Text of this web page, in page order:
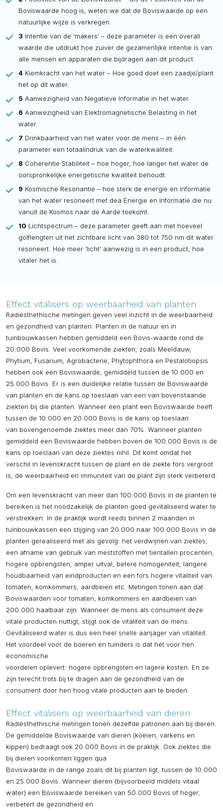
Boviswaarde hoog is, weten we dat de Boviswaarde op een
natuurlijke wijze is verkregen.
3 Intentie van de ‘makers’ – deze parameter is een overall
waarde die uitdrukt hoe zuiver de gezamenlijke intentie is van
alle mensen en apparaten die bijdragen aan dit product.
4 Kiemkracht van het water – Hoe goed doet een zaadje/plant
het op dit water.
5 Aanwezigheid van Negatieve Informatie in het water.
6 Aanwezigheid van Elektromagnetische Belasting in het
water.
7 Drinkbaarheid van het water voor de mens – in één
parameter een totaalindruk van de waterkwaliteit.
8 Coherentie Stabiliteit – hoe hoger, hoe langer het water de
oorspronkelijke energetische kwaliteit behoudt.
9 Kosmische Resonantie – hoe sterk de energie en informatie
van het water resoneert met dea Energie en Informatie die nu
vanuit de Kosmos naar de Aarde toekomt.
10 Lichtspectrum – deze parameter geeft aan met hoeveel
golflengten uit het zichtbare licht van 380 tot 750 nm dit water
resoneert. Hoe meer ‘licht’ aanwezig is in een product, hoe
vitaler het is.
Effect vitalisers op weerbaarheid van planten
Radiësthethische metingen geven veel inzicht in de weerbaarheid
en gezondheid van planten. Planten in de natuur en in
tuinbouwkassen hebben gemiddeld een Bovis-waarde rond de
20.000 Bovis. Veel voorkomende ziekten, zoals Meeldauw,
Phytium, Fusarium, Agrobacterie, Phytophthora en Pestalotiopsis
hebben ook een Boviswaarde, gemiddeld tussen de 10.000 en
25.000 Bovis. Er is een duidelijke relatie tussen de Boviswaarde
van planten en de kans op toeslaan van een van bovenstaande
ziekten bij die planten. Wanneer een plant een Boviswaarde heeft
tussen de 10.000 en 20.000 Bovis is de kans op toeslaan
van bovengenoemde ziektes meer dan 70%. Wanneer planten
gemiddeld een Boviswaarde hebben boven de 100.000 Bovis is de
kans op toeslaan van deze ziektes nihil. Dit komt omdat het
verschil in levenskracht tussen de plant en de ziekte fors vergroot
is, de weerbaarheid en immuniteit van de plant zijn sterk verbeterd.
Om een levenskracht van meer dan 100.000 Bovis in de planten te
bereiken is het noodzakelijk de planten goed gevitaliseerd water te
verstrekken. In de praktijk wordt reeds binnen 2 maanden in
tuinbouwkassen een stijging van 20.000 naar 100.000 Bovis in de
planten gerealiseerd met als gevolg: het verdwijnen van ziektes,
een afname van gebruik van meststoffen met tientallen procenten,
hogere opbrengsten, amper uitval, betere homogeniteit, langere
houdbaarheid van eindproducten en een fors hogere vitaliteit van
tomaten, komkommers, aardbeien etc. Metingen tonen aan dat
Boviswaarden voor tomaten, komkommers en aardbeien van
200.000 haalbaar zijn. Wanneer de mens als consument deze
vitale producten nuttigt, stijgt ook de vitaliteit van de mens.
Gevitaliseerd water is dus een heel snelle aanjager van vitaliteit.
Het voordeel voor de boeren en tuinders is dat het voor hen
economische
voordelen oplevert: hogere opbrengsten en lagere kosten. En ze
zijn terecht trots bij te dragen aan de gezondheid van de
consument door hen hoog vitale producten aan te bieden.
Effect vitalisers op weerbaarheid van dieren
Radiësthethische metingen tonen dezelfde patronen aan bij dieren.
De gemiddelde Boviswaarde van dieren (koeien, varkens en
kippen) bedraagt ook 20.000 Bovis in de praktijk. Ook ziektes die
bij dieren voorkomen liggen qua
Boviswaarde in de range zoals dit bij planten ligt, tussen de 10.000
en 25.000 Bovis. Wanneer dieren (bijvoorbeeld middels vitaal
water) een Boviswaarde bereiken van 50.000 Bovis of hoger,
verbetert de gezondheid en